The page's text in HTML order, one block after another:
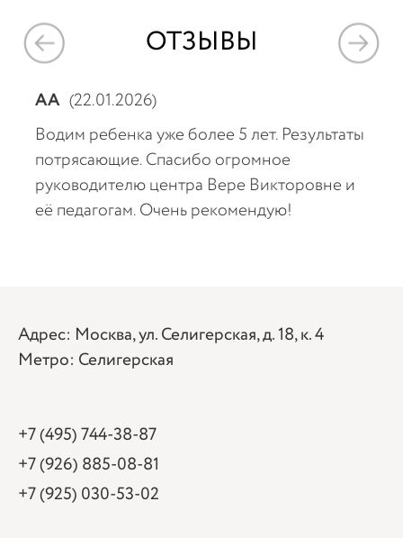
ОТЗЫВЫ
АА (22.01.2026)
Водим ребенка уже более 5 лет. Результаты
потрясающие. Спасибо огромное
руководителю центра Вере Викторовне и
её педагогам. Очень рекомендую!
Адрес: Москва, ул. Селигерская, д. 18, к. 4
Метро: Селигерская
+7 (495) 744-38-87
+7 (926) 885-08-81
+7 (925) 030-53-02